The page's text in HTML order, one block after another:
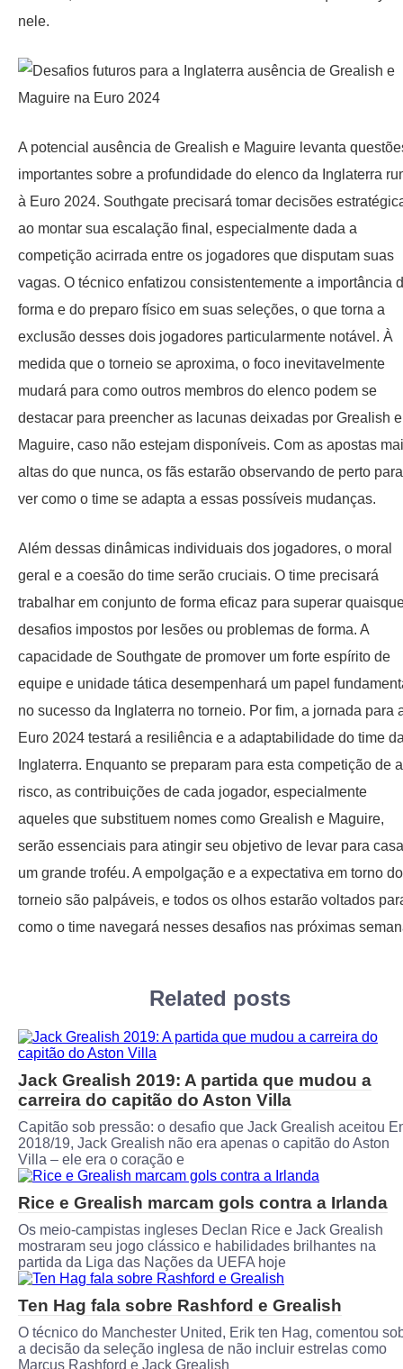
nele.
A potencial ausência de Grealish e Maguire levanta
importantes sobre a profundidade do elenco da Inglaterra
à Euro 2024. Southgate precisará tomar decisões
ao montar sua escalação final, especialmente dada a
competição acirrada entre os jogadores que disputam suas
vagas. O técnico enfatizou consistentemente a importância
forma e do preparo físico em suas seleções, o que torna a
exclusão desses dois jogadores particularmente notável. À
medida que o torneio se aproxima, o foco inevitavelmente
mudará para como outros membros do elenco podem se
destacar para preencher as lacunas deixadas por Grealish e
Maguire, caso não estejam disponíveis. Com as apostas
altas do que nunca, os fãs estarão observando de perto para
ver como o time se adapta a essas possíveis mudanças.
Além dessas dinâmicas individuais dos jogadores, o moral
geral e a coesão do time serão cruciais. O time precisará
trabalhar em conjunto de forma eficaz para superar
desafios impostos por lesões ou problemas de forma. A
capacidade de Southgate de promover um forte espírito de
equipe e unidade tática desempenhará um papel
no sucesso da Inglaterra no torneio. Por fim, a jornada para
Euro 2024 testará a resiliência e a adaptabilidade do time
Inglaterra. Enquanto se preparam para esta competição de
risco, as contribuições de cada jogador, especialmente
aqueles que substituem nomes como Grealish e Maguire,
serão essenciais para atingir seu objetivo de levar para casa
um grande troféu. A empolgação e a expectativa em torno do
torneio são palpáveis, e todos os olhos estarão voltados
como o time navegará nesses desafios nas próximas
Related posts
Jack Grealish 2019: A partida que mudou a
carreira do capitão do Aston Villa
Capitão sob pressão: o desafio que Jack Grealish aceitou
2018/19, Jack Grealish não era apenas o capitão do Aston
Villa – ele era o coração e
Rice e Grealish marcam gols contra a Irlanda
Os meio-campistas ingleses Declan Rice e Jack Grealish
mostraram seu jogo clássico e habilidades brilhantes na
partida da Liga das Nações da UEFA hoje
Ten Hag fala sobre Rashford e Grealish
O técnico do Manchester United, Erik ten Hag, comentou
a decisão da seleção inglesa de não incluir estrelas como
Marcus Rashford e Jack Grealish